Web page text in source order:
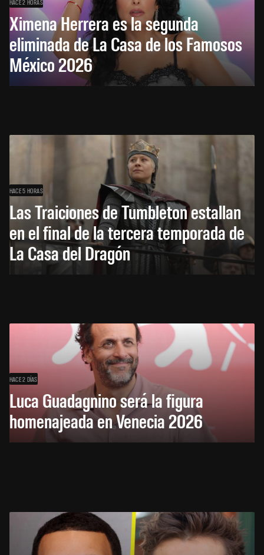
Ximena Herrera es la segunda
eliminada de La Casa de los Famosos
México 2026
HACE 5 HORAS
Las Traiciones de Tumbleton estallan
en el final de la tercera temporada de
La Casa del Dragón
HACE 2 DÍAS
Luca Guadagnino será la figura
homenajeada en Venecia 2026